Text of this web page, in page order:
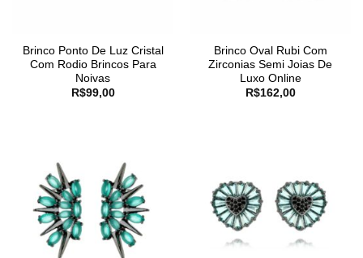
Brinco Ponto De Luz Cristal
Com Rodio Brincos Para
Noivas
R$99,00
Brinco Oval Rubi Com
Zirconias Semi Joias De
Luxo Online
R$162,00